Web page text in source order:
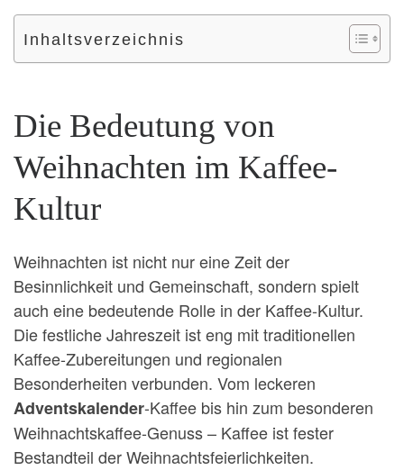
Inhaltsverzeichnis
Die Bedeutung von
Weihnachten im Kaffee-
Kultur
Weihnachten ist nicht nur eine Zeit der
Besinnlichkeit und Gemeinschaft, sondern spielt
auch eine bedeutende Rolle in der Kaffee-Kultur.
Die festliche Jahreszeit ist eng mit traditionellen
Kaffee-Zubereitungen und regionalen
Besonderheiten verbunden. Vom leckeren
Adventskalender-Kaffee bis hin zum besonderen
Weihnachtskaffee-Genuss – Kaffee ist fester
Bestandteil der Weihnachtsfeierlichkeiten.